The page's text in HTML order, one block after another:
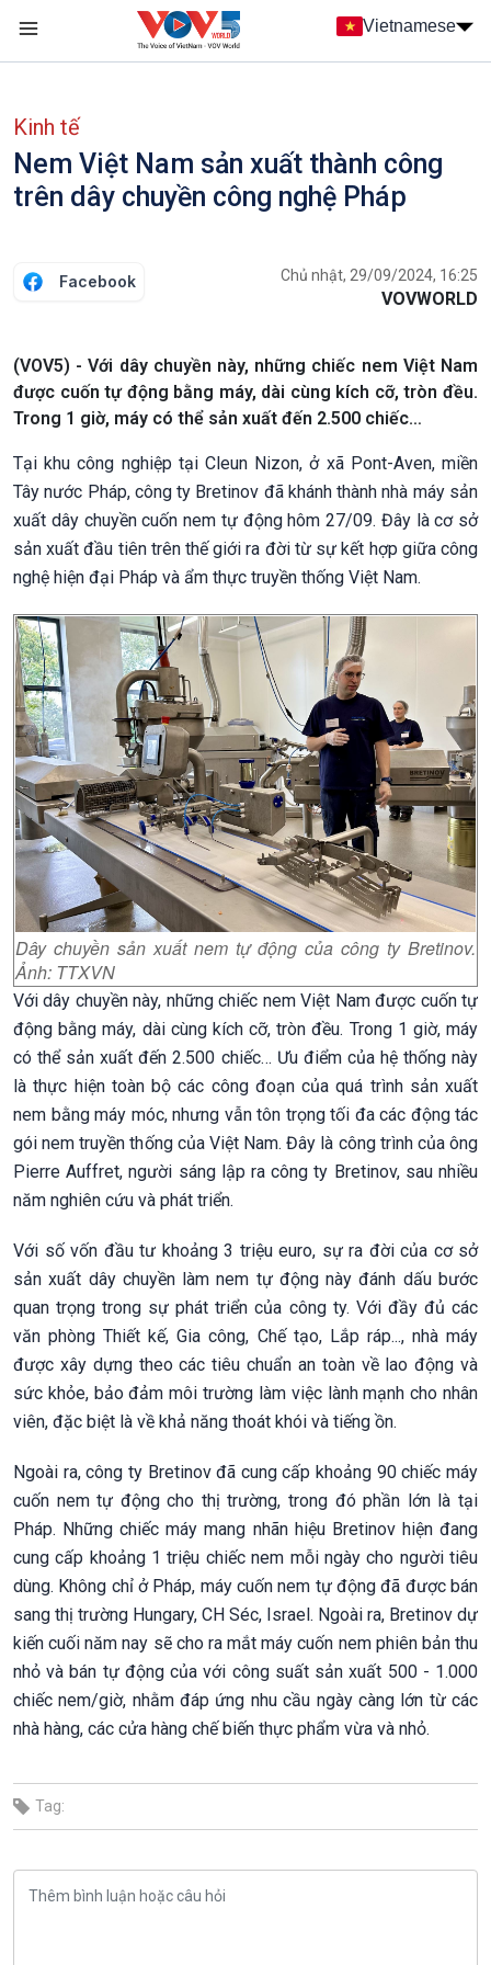
Nhảy đến nội dung
Vietnamese
Kinh tế
Nem Việt Nam sản xuất thành công
trên dây chuyền công nghệ Pháp
Facebook Chủ nhật, 29/09/2024, 16:25
VOVWORLD
(VOV5) - Với dây chuyền này, những chiếc nem Việt Nam
được cuốn tự động bằng máy, dài cùng kích cỡ, tròn đều.
Trong 1 giờ, máy có thể sản xuất đến 2.500 chiếc…
Tại khu công nghiệp tại Cleun Nizon, ở xã Pont-Aven, miền
Tây nước Pháp, công ty Bretinov đã khánh thành nhà máy sản
xuất dây chuyền cuốn nem tự động hôm 27/09. Đây là cơ sở
sản xuất đầu tiên trên thế giới ra đời từ sự kết hợp giữa công
nghệ hiện đại Pháp và ẩm thực truyền thống Việt Nam.
Dây chuyền sản xuất nem tự động của công ty Bretinov.
Ảnh: TTXVN
Với dây chuyền này, những chiếc nem Việt Nam được cuốn tự
động bằng máy, dài cùng kích cỡ, tròn đều. Trong 1 giờ, máy
có thể sản xuất đến 2.500 chiếc… Ưu điểm của hệ thống này
là thực hiện toàn bộ các công đoạn của quá trình sản xuất
nem bằng máy móc, nhưng vẫn tôn trọng tối đa các động tác
gói nem truyền thống của Việt Nam. Đây là công trình của ông
Pierre Auffret, người sáng lập ra công ty Bretinov, sau nhiều
năm nghiên cứu và phát triển.
Với số vốn đầu tư khoảng 3 triệu euro, sự ra đời của cơ sở
sản xuất dây chuyền làm nem tự động này đánh dấu bước
quan trọng trong sự phát triển của công ty. Với đầy đủ các
văn phòng Thiết kế, Gia công, Chế tạo, Lắp ráp..., nhà máy
được xây dựng theo các tiêu chuẩn an toàn về lao động và
sức khỏe, bảo đảm môi trường làm việc lành mạnh cho nhân
viên, đặc biệt là về khả năng thoát khói và tiếng ồn.
Ngoài ra, công ty Bretinov đã cung cấp khoảng 90 chiếc máy
cuốn nem tự động cho thị trường, trong đó phần lớn là tại
Pháp. Những chiếc máy mang nhãn hiệu Bretinov hiện đang
cung cấp khoảng 1 triệu chiếc nem mỗi ngày cho người tiêu
dùng. Không chỉ ở Pháp, máy cuốn nem tự động đã được bán
sang thị trường Hungary, CH Séc, Israel. Ngoài ra, Bretinov dự
kiến cuối năm nay sẽ cho ra mắt máy cuốn nem phiên bản thu
nhỏ và bán tự động của với công suất sản xuất 500 - 1.000
chiếc nem/giờ, nhằm đáp ứng nhu cầu ngày càng lớn từ các
nhà hàng, các cửa hàng chế biến thực phẩm vừa và nhỏ.
Tag: